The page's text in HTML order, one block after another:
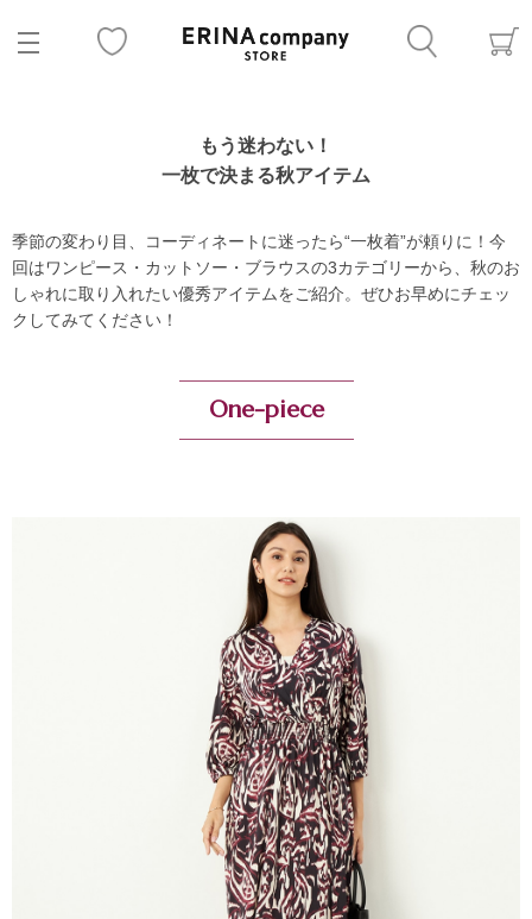
もう迷わない！
一枚で決まる秋アイテム
季節の変わり目、コーディネートに迷ったら“一枚着”が頼りに！今
回はワンピース・カットソー・ブラウスの3カテゴリーから、秋のお
しゃれに取り入れたい優秀アイテムをご紹介。ぜひお早めにチェッ
クしてみてください！
One-piece